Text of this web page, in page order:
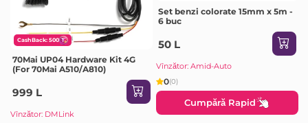
CashBack: 500
70Mai UP04 Hardware Kit 4G
(For 70Mai A510/A810)
999 L
Vînzător: DMLink
Set benzi colorate 15mm x 5m -
6 buc
50 L
Vînzător: Amid-Auto
0(0)
Cumpără Rapid